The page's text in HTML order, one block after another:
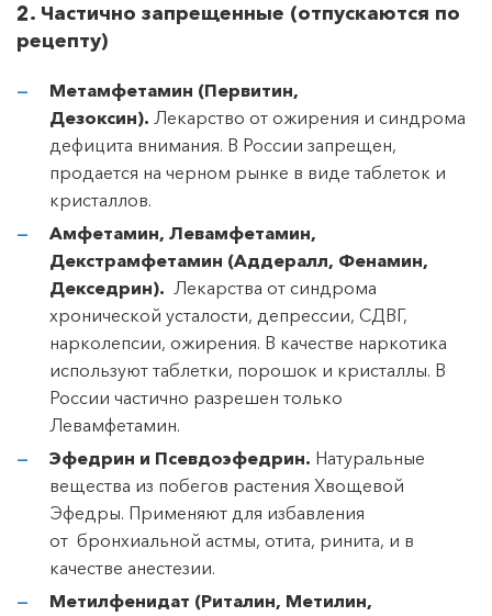
2. Частично запрещенные (отпускаются по
рецепту)
Метамфетамин (Первитин,
Дезоксин). Лекарство от ожирения и синдрома
дефицита внимания. В России запрещен,
продается на черном рынке в виде таблеток и
кристаллов.
Амфетамин, Левамфетамин,
Декстрамфетамин (Аддералл, Фенамин,
Декседрин). Лекарства от синдрома
хронической усталости, депрессии, СДВГ,
нарколепсии, ожирения. В качестве наркотика
используют таблетки, порошок и кристаллы. В
России частично разрешен только
Левамфетамин.
Эфедрин и Псевдоэфедрин. Натуральные
вещества из побегов растения Хвощевой
Эфедры. Применяют для избавления
от бронхиальной астмы, отита, ринита, и в
качестве анестезии.
Метилфенидат (Риталин, Метилин,